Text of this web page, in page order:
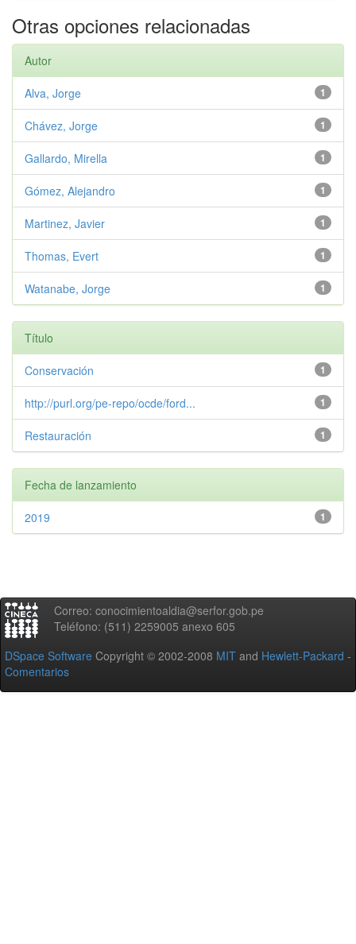
Otras opciones relacionadas
Autor
1
Alva, Jorge
1
Chávez, Jorge
1
Gallardo, Mirella
1
Gómez, Alejandro
1
Martinez, Javier
1
Thomas, Evert
1
Watanabe, Jorge
Título
1
Conservación
1
http://purl.org/pe-repo/ocde/ford...
1
Restauración
Fecha de lanzamiento
1
2019
Correo: conocimientoaldia@serfor.gob.pe
Teléfono: (511) 2259005 anexo 605
DSpace Software Copyright © 2002-2008 MIT and Hewlett-Packard -
Comentarios